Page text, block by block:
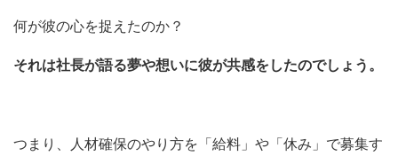
何が彼の心を捉えたのか？
それは社長が語る夢や想いに彼が共感をしたのでしょう。
つまり、人材確保のやり方を「給料」や「休み」で募集す